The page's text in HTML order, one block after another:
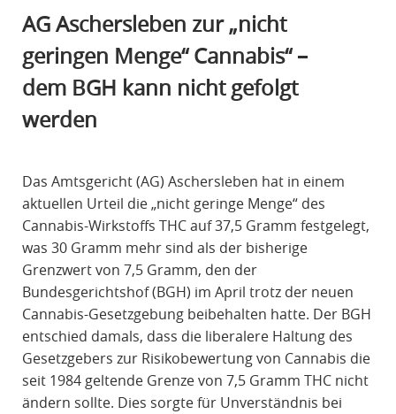
AG Aschersleben zur „nicht
geringen Menge“ Cannabis“ –
dem BGH kann nicht gefolgt
werden
Das Amtsgericht (AG) Aschersleben hat in einem
aktuellen Urteil die „nicht geringe Menge“ des
Cannabis-Wirkstoffs THC auf 37,5 Gramm festgelegt,
was 30 Gramm mehr sind als der bisherige
Grenzwert von 7,5 Gramm, den der
Bundesgerichtshof (BGH) im April trotz der neuen
Cannabis-Gesetzgebung beibehalten hatte. Der BGH
entschied damals, dass die liberalere Haltung des
Gesetzgebers zur Risikobewertung von Cannabis die
seit 1984 geltende Grenze von 7,5 Gramm THC nicht
ändern sollte. Dies sorgte für Unverständnis bei